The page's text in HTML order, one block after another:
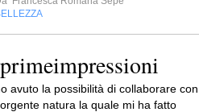
avuto la possibilità di collaborare con
natura la quale mi ha fatto